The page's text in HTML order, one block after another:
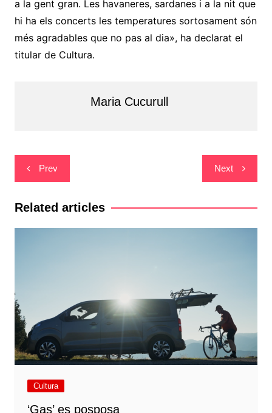
a la gent gran. Les havaneres, sardanes i a la nit que
hi ha els concerts les temperatures sortosament són
més agradables que no pas al dia», ha declarat el
titular de Cultura.
Maria Cucurull
Navegació
d'entrades
Prev Next
Related articles
Cultura
‘Gas’ es posposa